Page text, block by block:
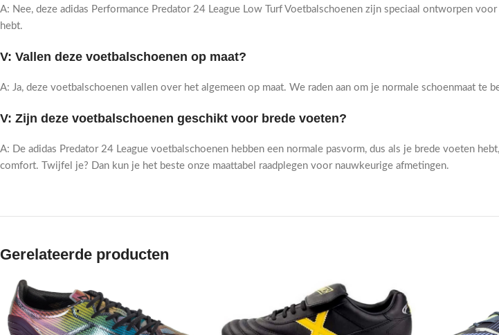
A: Nee, deze adidas Performance Predator 24 League Low Turf Voetbalschoenen zijn speciaal ontworpen
hebt.
V: Vallen deze voetbalschoenen op maat?
A: Ja, deze voetbalschoenen vallen over het algemeen op maat. We raden aan om je normale schoenmaat te
V: Zijn deze voetbalschoenen geschikt voor brede voeten?
A: De adidas Predator 24 League voetbalschoenen hebben een normale pasvorm, dus als je brede voeten
comfort. Twijfel je? Dan kun je het beste onze maattabel raadplegen voor nauwkeurige afmetingen.
Gerelateerde producten